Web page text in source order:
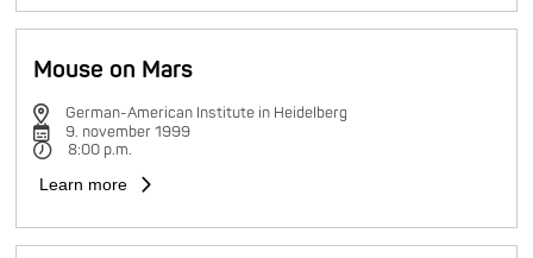
Mouse on Mars
German-American Institute in Heidelberg
9. november 1999
8:00 p.m.
Learn more